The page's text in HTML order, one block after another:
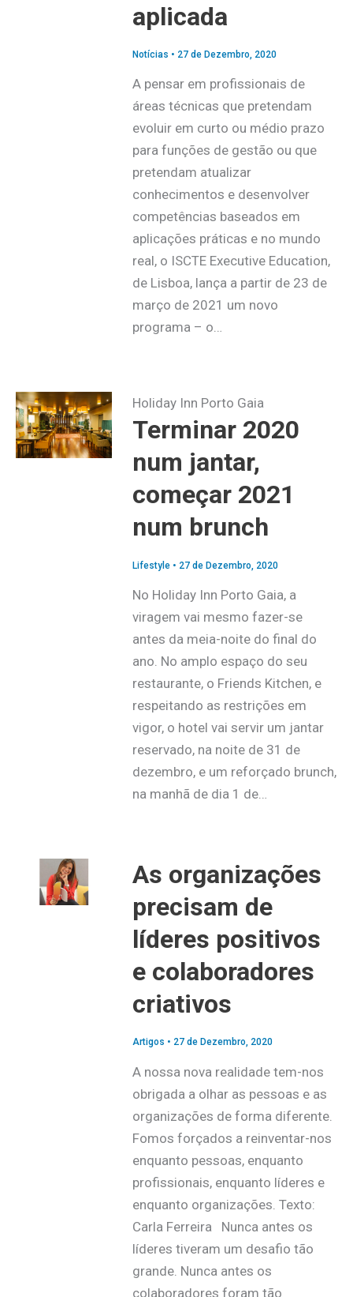
aplicada
Notícias • 27 de Dezembro, 2020
A pensar em profissionais de
áreas técnicas que pretendam
evoluir em curto ou médio prazo
para funções de gestão ou que
pretendam atualizar
conhecimentos e desenvolver
competências baseados em
aplicações práticas e no mundo
real, o ISCTE Executive Education,
de Lisboa, lança a partir de 23 de
março de 2021 um novo
programa – o…
Holiday Inn Porto Gaia
Terminar 2020
num jantar,
começar 2021
num brunch
Lifestyle• 27 de Dezembro, 2020
No Holiday Inn Porto Gaia, a
viragem vai mesmo fazer-se
antes da meia-noite do final do
ano. No amplo espaço do seu
restaurante, o Friends Kitchen, e
respeitando as restrições em
vigor, o hotel vai servir um jantar
reservado, na noite de 31 de
dezembro, e um reforçado brunch,
na manhã de dia 1 de…
As organizações
precisam de
líderes positivos
e colaboradores
criativos
Artigos • 27 de Dezembro, 2020
A nossa nova realidade tem-nos
obrigada a olhar as pessoas e as
organizações de forma diferente.
Fomos forçados a reinventar-nos
enquanto pessoas, enquanto
profissionais, enquanto líderes e
enquanto organizações. Texto:
Carla Ferreira Nunca antes os
líderes tiveram um desafio tão
grande. Nunca antes os
colaboradores foram tão